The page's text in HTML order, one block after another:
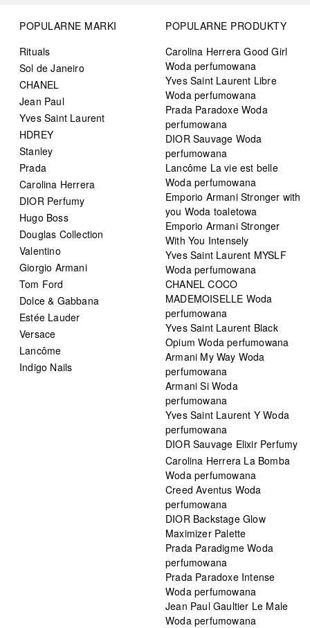
POPULARNE MARKI
Rituals
Sol de Janeiro
CHANEL
Jean Paul
Yves Saint Laurent
HDREY
Stanley
Prada
Carolina Herrera
DIOR Perfumy
Hugo Boss
Douglas Collection
Valentino
Giorgio Armani
Tom Ford
Dolce & Gabbana
Estée Lauder
Versace
Lancôme
Indigo Nails
POPULARNE PRODUKTY
Carolina Herrera Good Girl
Woda perfumowana
Yves Saint Laurent Libre
Woda perfumowana
Prada Paradoxe Woda
perfumowana
DIOR Sauvage Woda
perfumowana
Lancôme La vie est belle
Woda perfumowana
Emporio Armani Stronger with
you Woda toaletowa
Emporio Armani Stronger
With You Intensely
Yves Saint Laurent MYSLF
Woda perfumowana
CHANEL COCO
MADEMOISELLE Woda
perfumowana
Yves Saint Laurent Black
Opium Woda perfumowana
Armani My Way Woda
perfumowana
Armani Si Woda
perfumowana
Yves Saint Laurent Y Woda
perfumowana
DIOR Sauvage Elixir Perfumy
Carolina Herrera La Bomba
Woda perfumowana
Creed Aventus Woda
perfumowana
DIOR Backstage Glow
Maximizer Palette
Prada Paradigme Woda
perfumowana
Prada Paradoxe Intense
Woda perfumowana
Jean Paul Gaultier Le Male
Woda perfumowana